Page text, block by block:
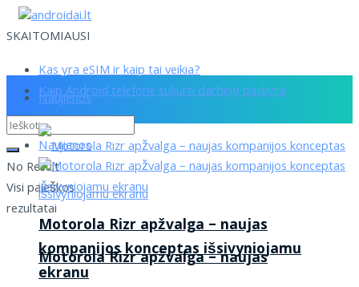
SKAITOMIAUSI
Kas yra eSIM ir kaip tai veikia?
Kaip Android telefone sukurti darbinę paskyrą
No Result
Visi paieškos
rezultatai
Naujienos
Motorola Rizr apžvalga – naujas
Naujienos
Motorola Rizr apžvalga – naujas
kompanijos konceptas išsivyniojamu
ekranu